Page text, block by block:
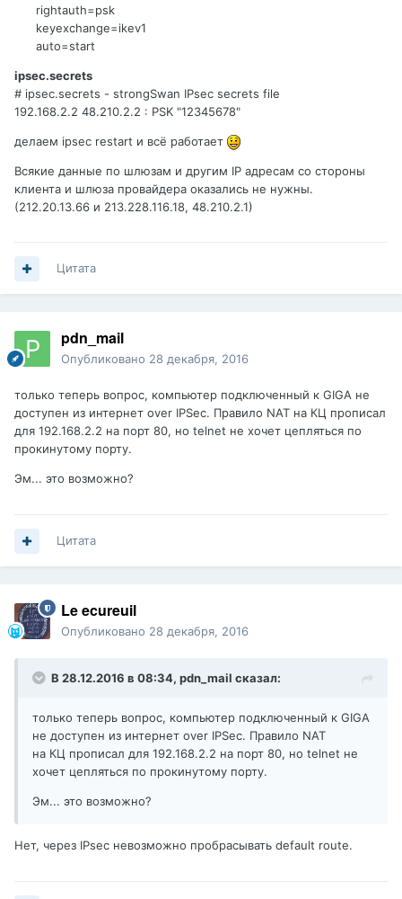
rightauth=psk
keyexchange=ikev1
auto=start
ipsec.secrets
# ipsec.secrets - strongSwan IPsec secrets file
192.168.2.2 48.210.2.2 : PSK "12345678"
делаем ipsec restart и всё работает
Всякие данные по шлюзам и другим IP адресам со стороны
клиента и шлюза провайдера оказались не нужны.
(212.20.13.66 и 213.228.116.18, 48.210.2.1)
Цитата
pdn_mail
Опубликовано 28 декабря, 2016
только теперь вопрос, компьютер подключенный к GIGA не
доступен из интернет over IPSec. Правило NAT на КЦ прописал
для 192.168.2.2 на порт 80, но telnet не хочет цепляться по
прокинутому порту.
Эм... это возможно?
Цитата
Le ecureuil
Опубликовано 28 декабря, 2016
В 28.12.2016 в 08:34, pdn_mail сказал:
только теперь вопрос, компьютер подключенный к GIGA
не доступен из интернет over IPSec. Правило NAT
на КЦ прописал для 192.168.2.2 на порт 80, но telnet не
хочет цепляться по прокинутому порту.
Эм... это возможно?
Нет, через IPsec невозможно пробрасывать default route.